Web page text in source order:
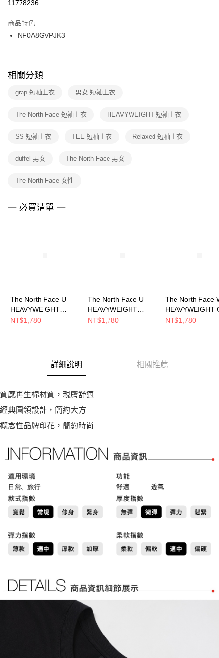
１．於結帳方式選擇「AFTEE先享後付」後，將跳轉至「AFTEE先享後付」
２．訂單成立數日內，您將收到繳費通知簡訊。
３．收到繳費通知簡訊後14天內，點擊此簡訊中的連結，可透過四大超商／
ATM／網路銀行／等多元方式進行付款，方視為交易完成。
※ 交易是否成功請以「AFTEE先享後付 」之結帳頁面顯示為準，若有關於
是否繳費成功／繳費後需取消欲退款等相關疑問，請聯繫「AFTEE先享後付
客戶支援中心」https://netprotections.freshdesk.com/support/home
１．透過由恩沛科技股份有限公司提供之「AFTEE先享後付」服務完成之交
權轉讓予恩沛科技股份有限公司。
３．未成年的使用者請事先徵得法定代理人或監護人之同意方可使用
任。
請求用戶進行身份認證。
５．嚴禁一人註冊多個帳號或使用他人資訊註冊。若發現惡意使用之情形，
每筆NT$100，滿NT$1,500(含以上)免運費
付款後門市自取
每筆NT$100，滿NT$1,500(含以上)免運費
11778236
商品特色
NF0A8GVPJK3
相關分類
grap 短袖上衣 男女 短袖上衣
The North Face 短袖上衣 HEAVYWEIGHT 短袖上衣
SS 短袖上衣 TEE 短袖上衣 Relaxed 短袖上衣
duffel 男女 The North Face 男女
The North Face 女性
一 必買清單 一
The North Face U
HEAVYWEIGHT
DUFFEL RELAXED
NT$1,780
The North Face U
HEAVYWEIGHT
DUFFEL RELAXED
NT$1,780
The North Face
HEAVYWEIGHT
TRAVERSE
NT$1,780
詳細說明 相關推薦
質感再生棉材質，親膚舒適
經典圓領設計，簡約大方
概念性品牌印花，簡約時尚